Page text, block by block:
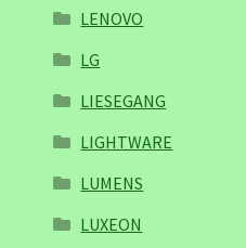
LENOVO
LG
LIESEGANG
LIGHTWARE
LUMENS
LUXEON